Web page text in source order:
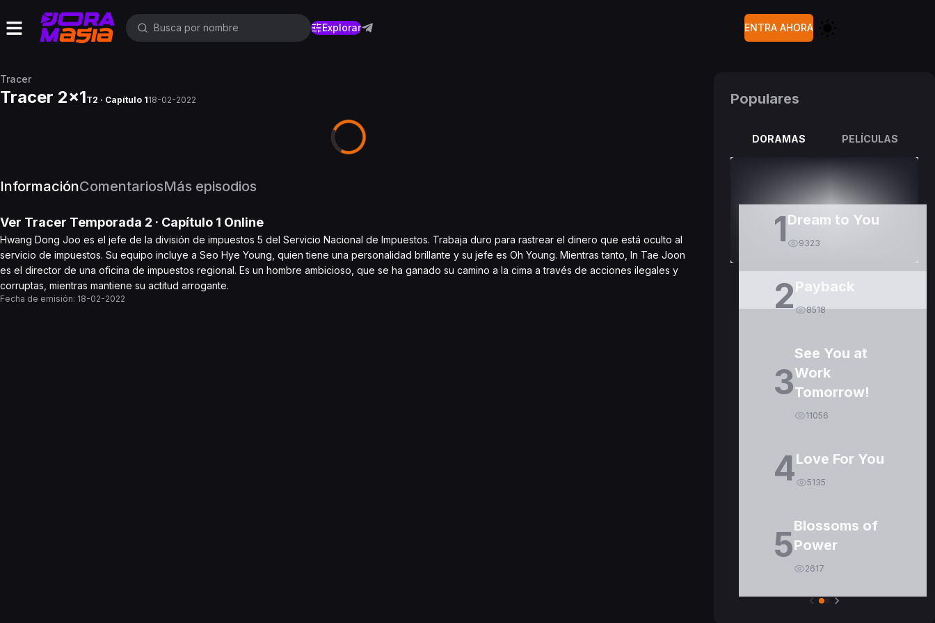
Explorar ENTRA AHORA
Tracer
Tracer 2x1T2 · Capítulo 118-02-2022
InformaciónComentariosMás episodios
Ver Tracer Temporada 2 · Capítulo 1 Online
Hwang Dong Joo es el jefe de la división de impuestos 5 del Servicio Nacional de Impuestos. Trabaja duro para rastrear el dinero que está oculto al
servicio de impuestos. Su equipo incluye a Seo Hye Young, quien tiene una personalidad brillante y su jefe es Oh Young. Mientras tanto, In Tae Joon
es el director de una oficina de impuestos regional. Es un hombre ambicioso, que se ha ganado su camino a la cima a través de acciones ilegales y
corruptas, mientras mantiene su actitud arrogante.
Fecha de emisión: 18-02-2022
Populares
DORAMAS PELÍCULAS
1Dream to You
9323
2Payback
8518
3
See You at
Work
Tomorrow!
11056
4Love For You
5135
5Blossoms of
Power
2617